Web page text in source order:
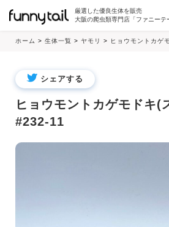
厳選した優良生体を販売
大阪の爬虫類専門店「ファニーテ
ホーム > 生体一覧 > ヤモリ > ヒョウモントカゲ
シェアする
ヒョウモントカゲモドキ(
#232-11